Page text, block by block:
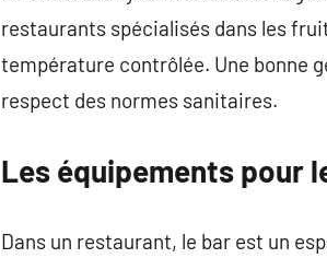
restaurants spécialisés dans les
température contrôlée. Une bonne
respect des normes sanitaires.
Les équipements pour
Dans un restaurant, le bar est un